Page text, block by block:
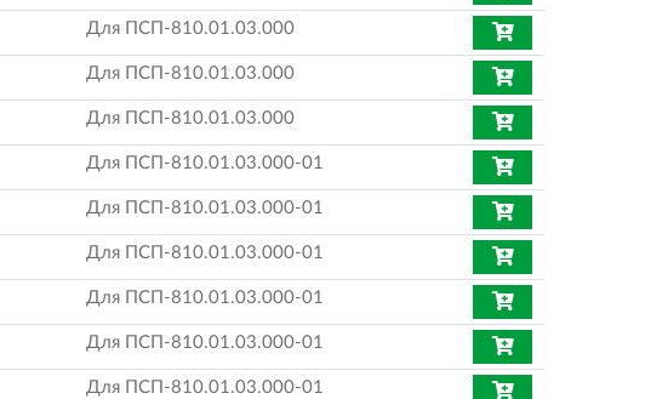
Для ПСП-810.01.03.000
Для ПСП-810.01.03.000
Для ПСП-810.01.03.000
Для ПСП-810.01.03.000-01
Для ПСП-810.01.03.000-01
Для ПСП-810.01.03.000-01
Для ПСП-810.01.03.000-01
Для ПСП-810.01.03.000-01
Для ПСП-810.01.03.000-01